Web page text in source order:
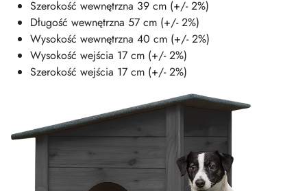
Szerokość wewnętrzna 39 cm (+/- 2%)
Długość wewnętrzna 57 cm (+/- 2%)
Wysokość wewnętrzna 40 cm (+/- 2%)
Wysokość wejścia 17 cm (+/- 2%)
Szerokość wejścia 17 cm (+/- 2%)